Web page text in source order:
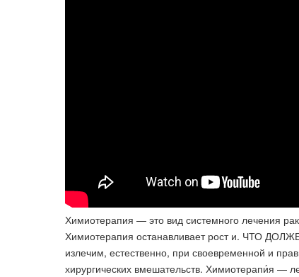
Химиотерапия — это вид системного лечения
Химиотерапия останавливает рост и. ЧТО
излечим, естественно, при своевременной и
хирургических вмешательств. Химиотерапи́я —